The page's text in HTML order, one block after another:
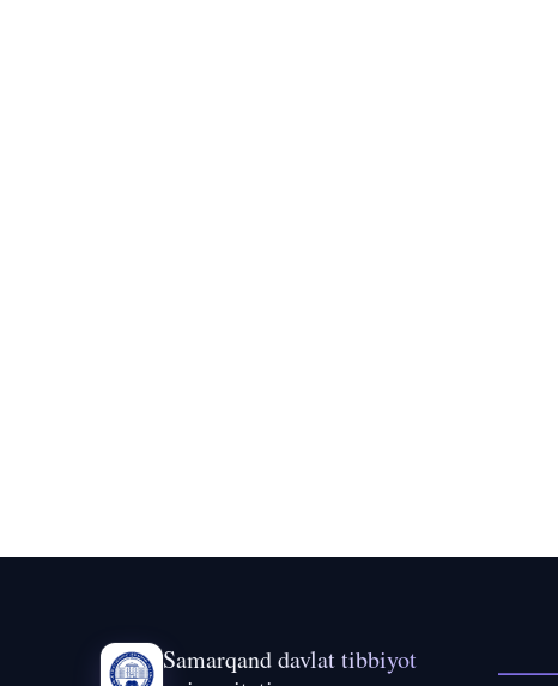
Samarqand davlat tibbiyot